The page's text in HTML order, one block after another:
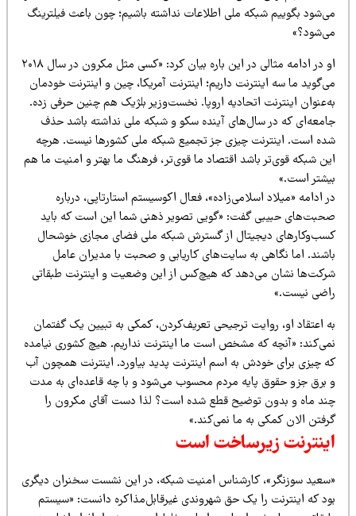
بگوییم شبکه ملی اطلاعات نداشته باشیم؛ چون باعث فیلترینگ
او در ادامه مثالی در این باره بیان کرد: «کسی مثل مکرون در سال ۲۰۱۸
ما سه اینترنت داریم؛ اینترنت آمریکا، چین و اینترنت خودمان
اینترنت اتحادیه اروپا. نخست‌وزیر بلژیک هم چنین حرفی زده.
که در سال‌های آینده سکو و شبکه ملی نداشته باشد حذف
است. اینترنت چیزی جز تجمیع شبکه ملی کشورها نیست. هرچه
شبکه قوی‌تر باشد اقتصاد ما قوی‌تر، فرهنگ ما بهتر و امنیت ما هم
است.»
ادامه «میلاد اسلامی‌زاده»، فعال اکوسیستم استارتاپی، درباره
حبیبی گفت: «گویی تصویر ذهنی شما این است که باید
دیجیتال از گسترش شبکه ملی فضای مجازی خوشحال
اما نگاهی به سایت‌های کاریابی و صحبت با مدیران عامل
نشان می‌دهد که هیچ‌کس از این وضعیت و اینترنت طبقاتی
نیست.»
اعتقاد او، روایت ترجیحی تعریف‌کردن، کمکی به تبیین یک گفتمان
«آنچه که مشخص است ما اینترنت نداریم. هیچ کشوری نیامده
چیزی برای خودش به اسم اینترنت پدید بیاورد. اینترنت همچون آب
برق جزو حقوق پایه مردم محسوب می‌شود و با چه قاعده‌ای به مدت
ماه و بدون توضیح قطع شده است؟ لذا دست آقای مکرون را
الان کمکی به ما نمی‌کند.»
زیرساخت است
سوزنگر»، کارشناس امنیت شبکه، در این نشست سخنران دیگری
که اینترنت را یک حق شهروندی غیرقابل‌مذاکره دانست: «سیستم